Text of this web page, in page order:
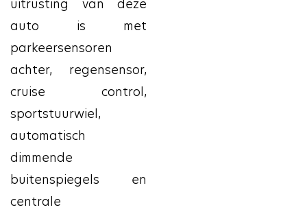
uitrusting van deze
auto is met
parkeersensoren
achter, regensensor,
cruise control,
sportstuurwiel,
automatisch
dimmende
buitenspiegels en
centrale